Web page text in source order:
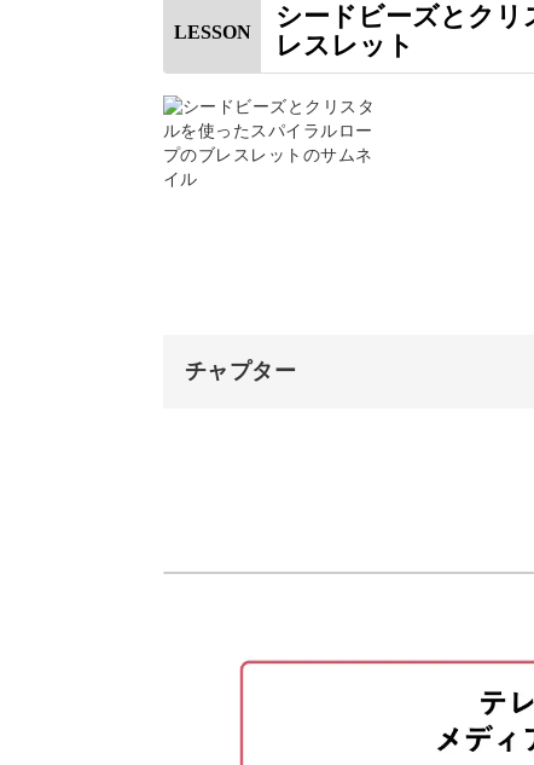
基本的な編み方からその調整のしか
スパイラルロープの練習もかねて、
LESSON
シードビーズとク
レスレット
チャプター
スパイラルロープの編み方